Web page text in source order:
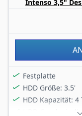
Intenso 3,5"
Festplatte
HDD Größe: 3.5'
HDD Kapazität: 4
HDD